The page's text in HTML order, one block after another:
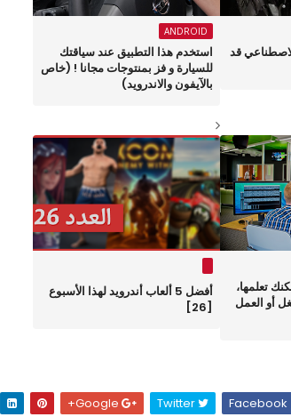
قد
ANDROID
استخدم هذا التطبيق عند سياقتك
للسيارة و فز بمنتوجات مجانا ! (خاص
بالآيفون والاندرويد)
تعلمها،
أو العمل
أفضل 5 ألعاب أندرويد لهذا الأسبوع
[26]
Twitter